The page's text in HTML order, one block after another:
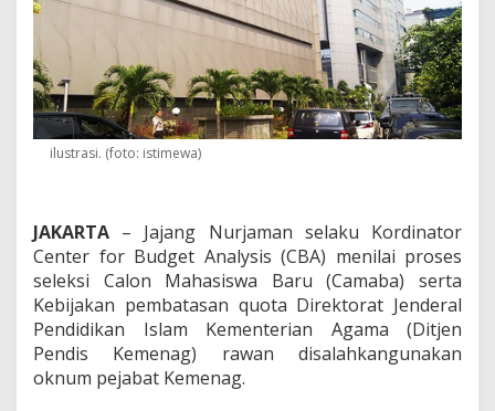
S
e
l
e
k
s
i
M
i
n
t
a
G
u
ilustrasi. (foto: istimewa)
JAKARTA – Jajang Nurjaman selaku Kordinator
Center for Budget Analysis (CBA) menilai proses
seleksi Calon Mahasiswa Baru (Camaba) serta
Kebijakan pembatasan quota Direktorat Jenderal
Pendidikan Islam Kementerian Agama (Ditjen
Pendis Kemenag) rawan disalahkangunakan
oknum pejabat Kemenag.